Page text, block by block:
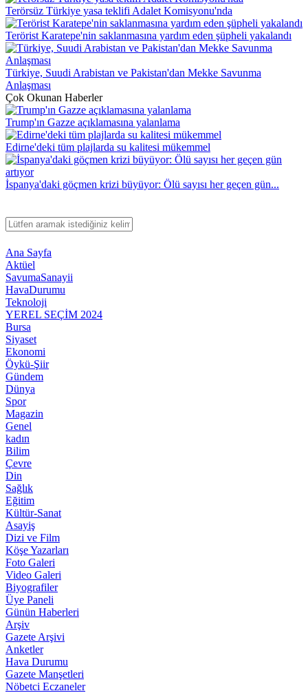
Terörsüz Türkiye yasa teklifi Adalet Komisyonu'nda
Terörist Karatepe'nin saklanmasına yardım eden şüpheli yakalandı
Türkiye, Suudi Arabistan ve Pakistan'dan Mekke Savunma
Anlaşması
Çok Okunan Haberler
Trump'ın Gazze açıklamasına yalanlama
Edirne'deki tüm plajlarda su kalitesi mükemmel
İspanya'daki göçmen krizi büyüyor: Ölü sayısı her geçen gün...
Ana Sayfa
Aktüel
SavumaSanayii
HavaDurumu
Teknoloji
YEREL SEÇİM 2024
Bursa
Siyaset
Ekonomi
Öykü-Şiir
Gündem
Dünya
Spor
Magazin
Genel
kadın
Bilim
Çevre
Din
Sağlık
Eğitim
Kültür-Sanat
Asayiş
Dizi ve Film
Köşe Yazarları
Foto Galeri
Video Galeri
Biyografiler
Üye Paneli
Günün Haberleri
Arşiv
Gazete Arşivi
Anketler
Hava Durumu
Gazete Manşetleri
Nöbetci Eczaneler